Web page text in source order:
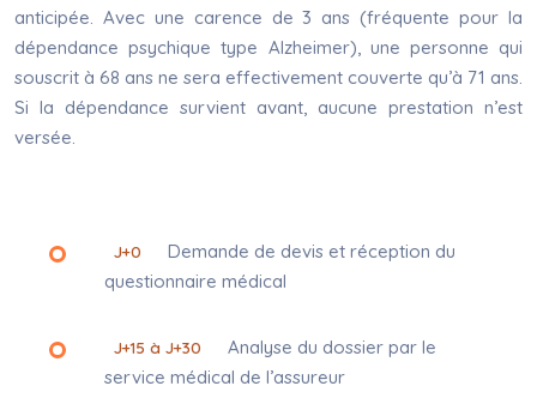
anticipée. Avec une carence de 3 ans (fréquente pour la
dépendance psychique type Alzheimer), une personne qui
souscrit à 68 ans ne sera effectivement couverte qu’à 71 ans.
Si la dépendance survient avant, aucune prestation n’est
versée.
J+0
Demande de devis et réception du
questionnaire médical
J+15 à J+30
Analyse du dossier par le
service médical de l’assureur